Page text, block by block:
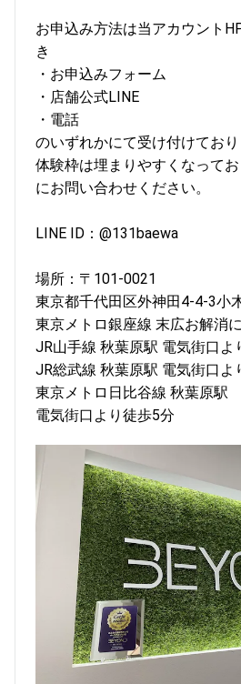
お申込み方法は当アカウント
き
・お申込みフォーム
・店舗公式LINE
・電話
のいずれかにて受け付けており
体験枠は埋まりやすくなって
にお問い合わせください。
LINE ID：@131baewa
場所：〒101-0021
東京都千代田区外神田4-4-3小
東京メトロ銀座線 末広お解消
JR山手線 秋葉原駅 電気街口よ
JR総武線 秋葉原駅 電気街口よ
東京メトロ日比谷線 秋葉原駅
電気街口より徒歩5分